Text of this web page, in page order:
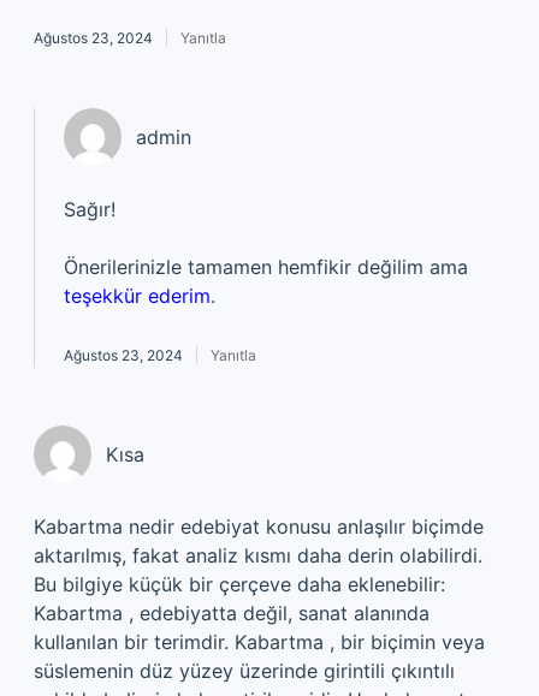
Ağustos 23, 2024 Yanıtla
admin
Sağır!
Önerilerinizle tamamen hemfikir değilim ama
teşekkür ederim.
Ağustos 23, 2024 Yanıtla
Kısa
Kabartma nedir edebiyat konusu anlaşılır biçimde
aktarılmış, fakat analiz kısmı daha derin olabilirdi.
Bu bilgiye küçük bir çerçeve daha eklenebilir:
Kabartma , edebiyatta değil, sanat alanında
kullanılan bir terimdir. Kabartma , bir biçimin veya
süslemenin düz yüzey üzerinde girintili çıkıntılı